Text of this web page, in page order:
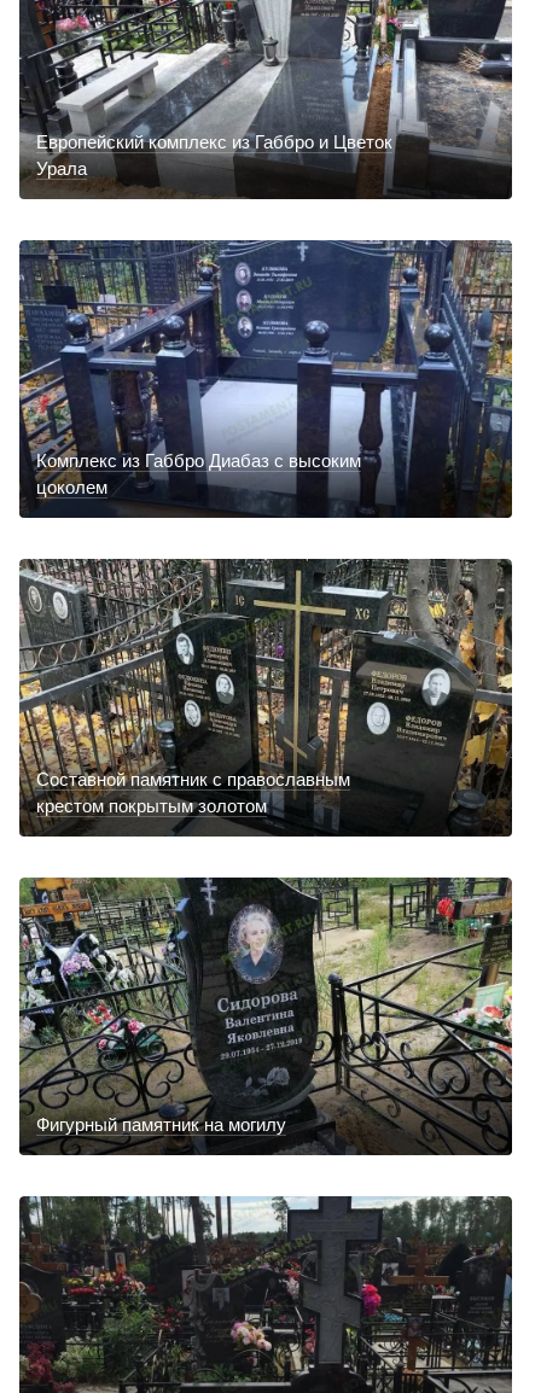
Европейский комплекс из Габбро и Цветок
Урала
Комплекс из Габбро Диабаз с высоким
цоколем
Составной памятник с православным
крестом покрытым золотом
Фигурный памятник на могилу